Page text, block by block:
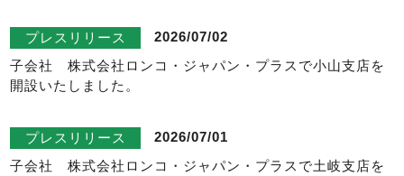
プレスリリース
2026/07/02
子会社 株式会社ロンコ・ジャパン・プラスで小山支店を
開設いたしました。
プレスリリース
2026/07/01
子会社 株式会社ロンコ・ジャパン・プラスで土岐支店を